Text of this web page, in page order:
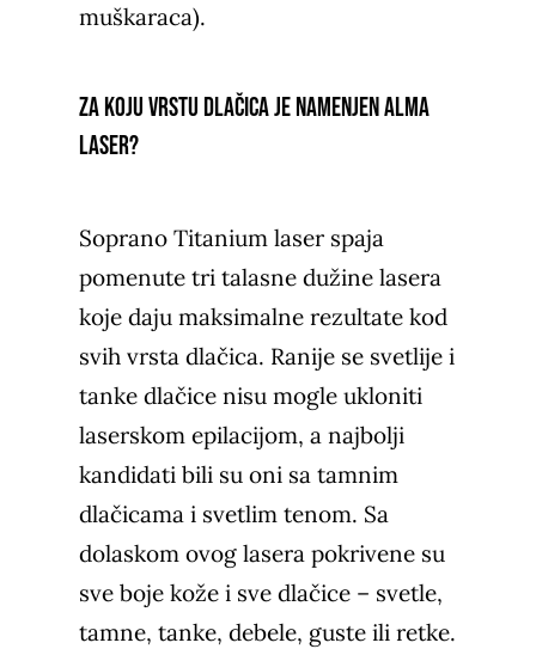
muškaraca).
Za koju vrstu dlačica je namenjen Alma
laser?
Soprano Titanium laser spaja
pomenute tri talasne dužine lasera
koje daju maksimalne rezultate kod
svih vrsta dlačica. Ranije se svetlije i
tanke dlačice nisu mogle ukloniti
laserskom epilacijom, a najbolji
kandidati bili su oni sa tamnim
dlačicama i svetlim tenom. Sa
dolaskom ovog lasera pokrivene su
sve boje kože i sve dlačice – svetle,
tamne, tanke, debele, guste ili retke.